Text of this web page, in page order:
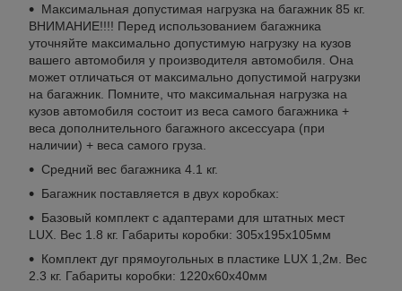
Максимальная допустимая нагрузка на багажник 85 кг.
ВНИМАНИЕ!!!! Перед использованием багажника
уточняйте максимально допустимую нагрузку на кузов
вашего автомобиля у производителя автомобиля. Она
может отличаться от максимально допустимой нагрузки
на багажник. Помните, что максимальная нагрузка на
кузов автомобиля состоит из веса самого багажника +
веса дополнительного багажного аксессуара (при
наличии) + веса самого груза.
Средний вес багажника 4.1 кг.
Багажник поставляется в двух коробках:
Базовый комплект с адаптерами для штатных мест
LUX. Вес 1.8 кг. Габариты коробки: 305х195х105мм
Комплект дуг прямоугольных в пластике LUX 1,2м. Вес
2.3 кг. Габариты коробки: 1220х60х40мм